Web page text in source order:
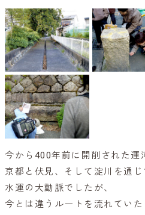
今から400年前に開削された運
京都と伏見、そして淀川を通
水運の大動脈でしたが、
今とは違うルートを流れてい